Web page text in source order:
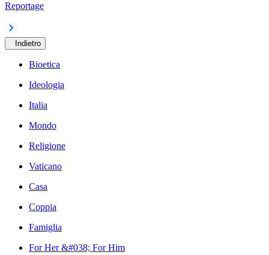
Reportage
Indietro
Bioetica
Ideologia
Italia
Mondo
Religione
Vaticano
Casa
Coppia
Famiglia
For Her &#038; For Him